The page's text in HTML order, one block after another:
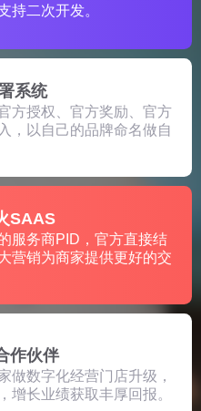
持二次开发。
系统
方授权、官方奖励、官方
，以自己的品牌命名做自
SAAS
服务商PID，官方直接结
营销为商家提供更好的交
作伙伴
做数字化经营门店升级，
增长业绩获取丰厚回报。